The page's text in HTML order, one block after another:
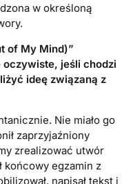
w określoną
of My Mind)”
oczywiste, jeśli chodzi
ideę związaną z
Nie miało go
zaprzyjaźniony
zrealizować utwór
końcowy egzamin z
napisał tekst i